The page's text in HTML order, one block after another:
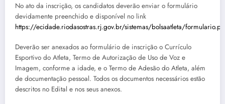
No ato da inscrição, os candidatos deverão enviar o formulário
devidamente preenchido e disponível no link
https://ecidade.riodasostras.rj.gov.br/sistemas/bolsaatleta/
Deverão ser anexados ao formulário de inscrição o Currículo
Esportivo do Atleta, Termo de Autorização de Uso de Voz e
Imagem, conforme a idade, e o Termo de Adesão do Atleta, além
de documentação pessoal. Todos os documentos necessários estão
descritos no Edital e nos seus anexos.